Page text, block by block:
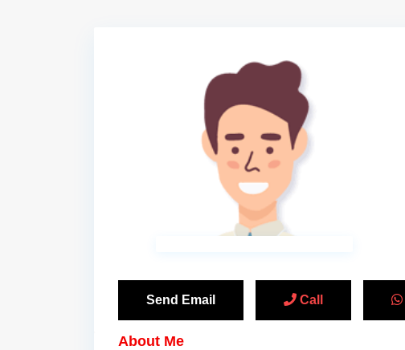
Send Email Call
About Me